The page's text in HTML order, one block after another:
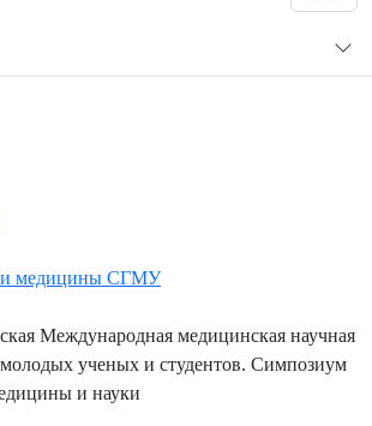
медицины СГМУ
Международная медицинская научная
ученых и студентов. Симпозиум
и науки